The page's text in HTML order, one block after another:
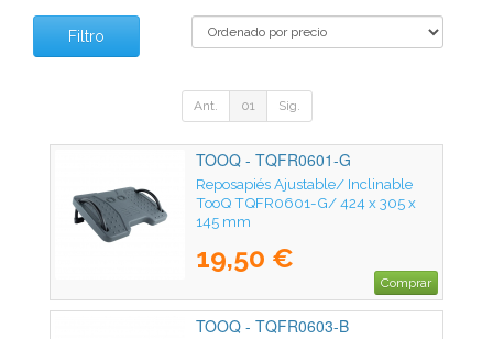
Filtro
Ant. 01 Sig.
TOOQ - TQFR0601-G
Reposapiés Ajustable/ Inclinable
TooQ TQFR0601-G/ 424 x 305 x
145 mm
19,50 €
Comprar
TOOQ - TQFR0603-B